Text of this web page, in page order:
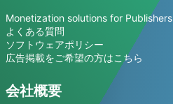
Monetization solutions for Publishers
よくある質問
ソフトウェアポリシー
広告掲載をご希望の方はこちら
会社概要